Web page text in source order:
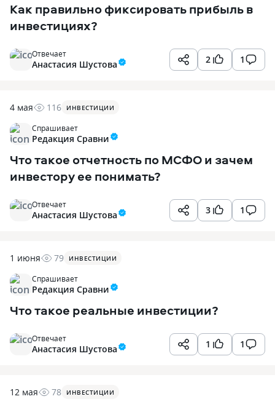
Как правильно фиксировать прибыль в
инвестициях?
2 1
Отвечает
Анастасия Шустова
4 мая 116 ИНВЕСТИЦИИ
Спрашивает
Редакция Сравни
Что такое отчетность по МСФО и зачем
инвестору ее понимать?
3 1
Отвечает
Анастасия Шустова
1 июня 79 ИНВЕСТИЦИИ
Спрашивает
Редакция Сравни
Что такое реальные инвестиции?
1 1
Отвечает
Анастасия Шустова
12 мая 78 ИНВЕСТИЦИИ